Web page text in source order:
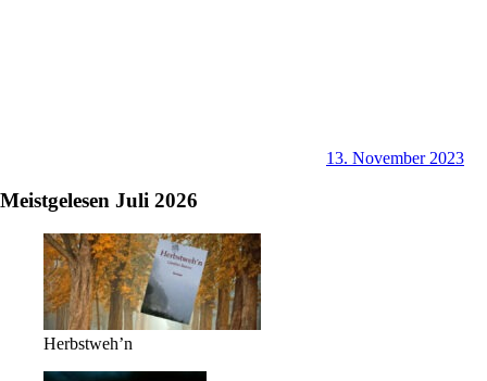
13. November 2023
Meistgelesen Juli 2026
Herbstweh’n